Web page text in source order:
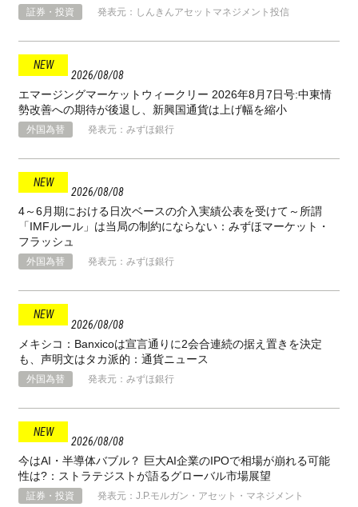
証券・投資 発表元：しんきんアセットマネジメント投信
2026 08 08
エマージングマーケットウィークリー 2026年8月7日号:中東情
勢改善への期待が後退し、新興国通貨は上げ幅を縮小
外国為替 発表元：みずほ銀行
2026 08 08
4～6月期における日次ベースの介入実績公表を受けて～所謂
「IMFルール」は当局の制約にならない：みずほマーケット・
フラッシュ
外国為替 発表元：みずほ銀行
2026 08 08
メキシコ：Banxicoは宣言通りに2会合連続の据え置きを決定
も、声明文はタカ派的：通貨ニュース
外国為替 発表元：みずほ銀行
2026 08 08
今はAI・半導体バブル？ 巨大AI企業のIPOで相場が崩れる可能
性は?：ストラテジストが語るグローバル市場展望
証券・投資 発表元：J.P.モルガン・アセット・マネジメント